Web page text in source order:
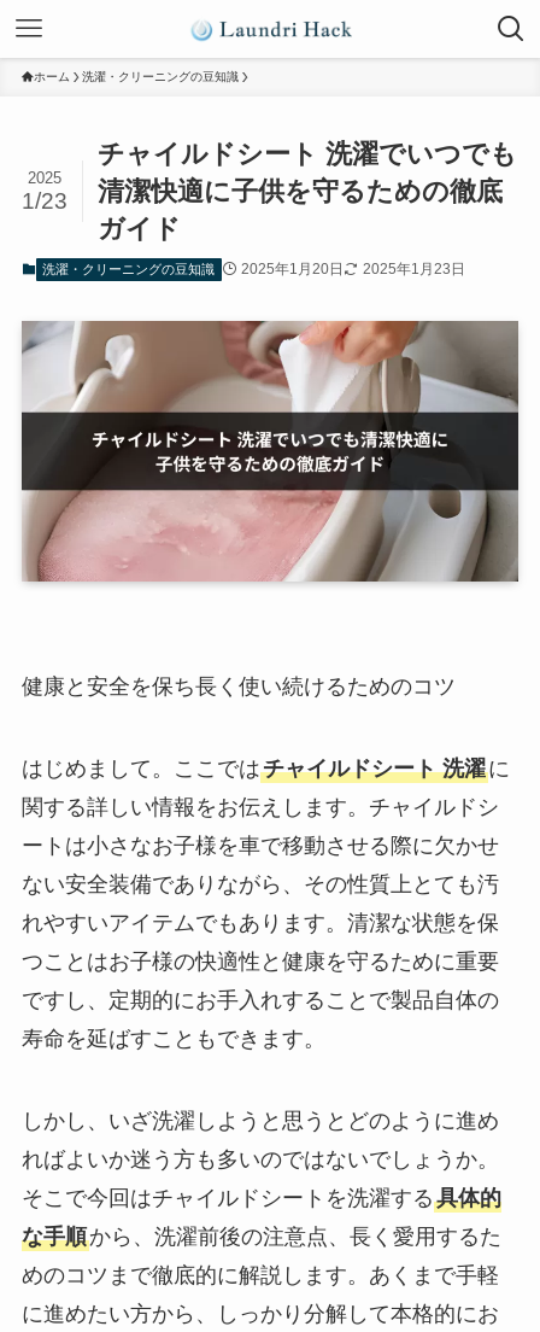
ホーム 洗濯・クリーニングの豆知識
チャイルドシート 洗濯でいつでも
清潔快適に子供を守るための徹底
ガイド
2025
1/23
洗濯・クリーニングの豆知識 2025年1月20日 2025年1月23日
健康と安全を保ち長く使い続けるためのコツ
はじめまして。ここではチャイルドシート 洗濯に
関する詳しい情報をお伝えします。チャイルドシ
ートは小さなお子様を車で移動させる際に欠かせ
ない安全装備でありながら、その性質上とても汚
れやすいアイテムでもあります。清潔な状態を保
つことはお子様の快適性と健康を守るために重要
ですし、定期的にお手入れすることで製品自体の
寿命を延ばすこともできます。
しかし、いざ洗濯しようと思うとどのように進め
ればよいか迷う方も多いのではないでしょうか。
そこで今回はチャイルドシートを洗濯する具体的
な手順から、洗濯前後の注意点、長く愛用するた
めのコツまで徹底的に解説します。あくまで手軽
に進めたい方から、しっかり分解して本格的にお